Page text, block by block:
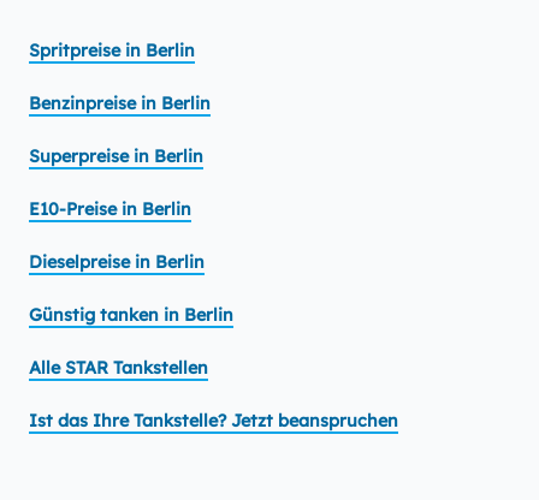
Spritpreise in Berlin
Benzinpreise in Berlin
Superpreise in Berlin
E10-Preise in Berlin
Dieselpreise in Berlin
Günstig tanken in Berlin
Alle STAR Tankstellen
Ist das Ihre Tankstelle? Jetzt beanspruchen